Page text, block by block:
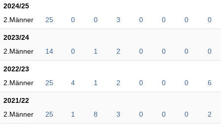
2024/25
2.Männer
25 0 0 3 0 0 0 0
2023/24
2.Männer
14 0 1 2 0 0 0 0
2022/23
2.Männer
25 4 1 2 0 0 0 6
2021/22
2.Männer
25 1 8 3 0 0 0 2